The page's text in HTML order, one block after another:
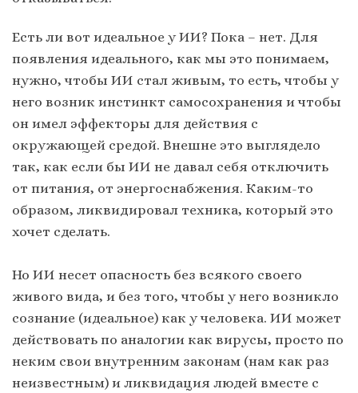
Есть ли вот идеальное у ИИ? Пока – нет. Для
появления идеального, как мы это понимаем,
нужно, чтобы ИИ стал живым, то есть, чтобы у
него возник инстинкт самосохранения и чтобы
он имел эффекторы для действия с
окружающей средой. Внешне это выглядело
так, как если бы ИИ не давал себя отключить
от питания, от энергоснабжения. Каким-то
образом, ликвидировал техника, который это
хочет сделать.
Но ИИ несет опасность без всякого своего
живого вида, и без того, чтобы у него возникло
сознание (идеальное) как у человека. ИИ может
действовать по аналогии как вирусы, просто по
неким свои внутренним законам (нам как раз
неизвестным) и ликвидация людей вместе с